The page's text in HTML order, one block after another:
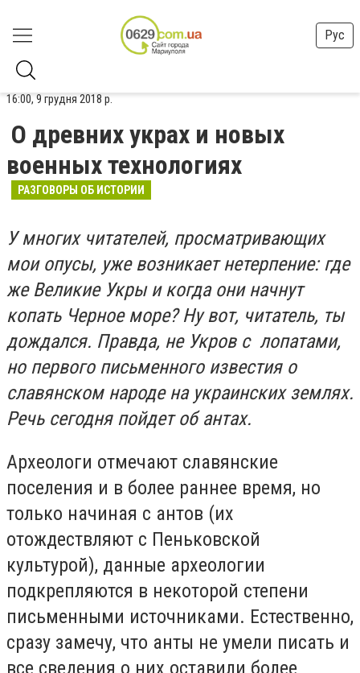
Рус
16:00, 9 грудня 2018 р.
О древних украх и новых
военных технологиях
РАЗГОВОРЫ ОБ ИСТОРИИ
У многих читателей, просматривающих
мои опусы, уже возникает нетерпение: где
же Великие Укры и когда они начнут
копать Черное море? Ну вот, читатель, ты
дождался. Правда, не Укров с лопатами,
но первого письменного известия о
славянском народе на украинских землях.
Речь сегодня пойдет об антах.
Археологи отмечают славянские
поселения и в более раннее время, но
только начиная с антов (их
отождествляют с Пеньковской
культурой), данные археологии
подкрепляются в некоторой степени
письменными источниками. Естественно,
сразу замечу, что анты не умели писать и
все сведения о них оставили более